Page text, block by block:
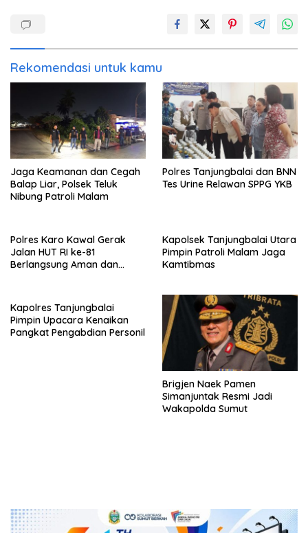
Rekomendasi untuk kamu
Jaga Keamanan dan Cegah
Balap Liar, Polsek Teluk
Nibung Patroli Malam
Polres Tanjungbalai dan BNN
Tes Urine Relawan SPPG YKB
Polres Karo Kawal Gerak
Jalan HUT RI ke-81
Berlangsung Aman dan
Kapolsek Tanjungbalai Utara
Pimpin Patroli Malam Jaga
Kamtibmas
Kapolres Tanjungbalai
Pimpin Upacara Kenaikan
Pangkat Pengabdian Personil
Brigjen Naek Pamen
Simanjuntak Resmi Jadi
Wakapolda Sumut